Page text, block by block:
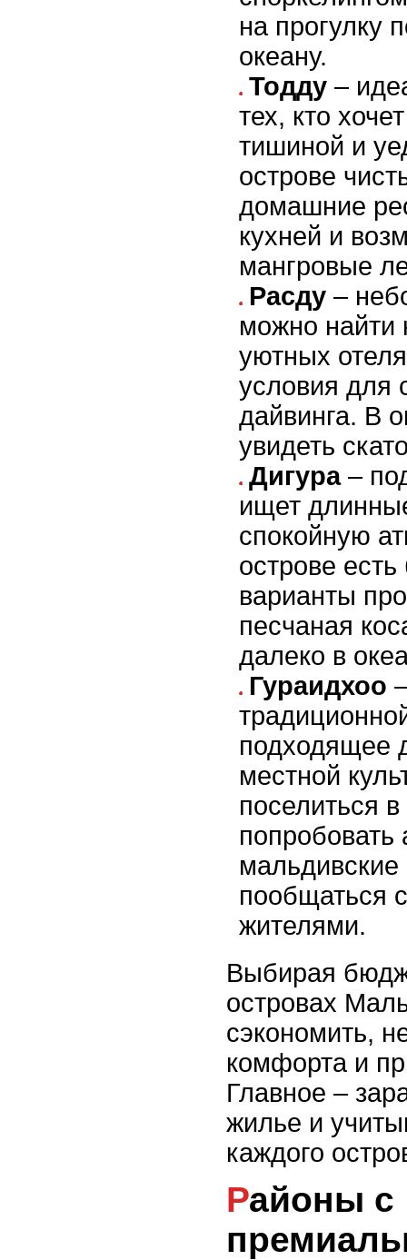
на прогулку
океану.
Тодду –
тех, кто
тишиной и
острове
домашние
кухней и
мангровые
Расду –
можно найти
уютных
условия для
дайвинга. В
увидеть
Дигура–
ищет
спокойную
острове
варианты
песчаная
далеко в
Гураидхоо
подходящее
местной
поселиться
попробовать
пообщаться
жителями.
Выбирая
островах
сэкономить,
комфорта и
Главное –
жилье и
каждого
Районы с